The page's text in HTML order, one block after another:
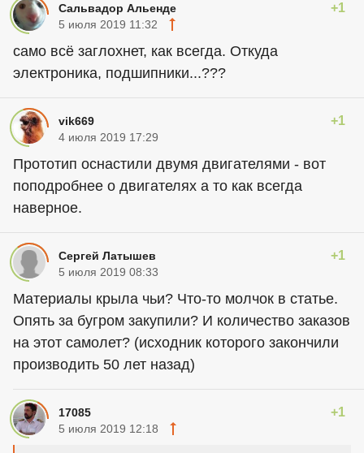
Сальвадор Альенде +1
5 июля 2019 11:32
само всё заглохнет, как всегда. Откуда
электроника, подшипники...???
vik669 +1
4 июля 2019 17:29
Прототип оснастили двумя двигателями - вот
поподробнее о двигателях а то как всегда
наверное.
Сергей Латышев +1
5 июля 2019 08:33
Материалы крыла чьи? Что-то молчок в статье.
Опять за бугром закупили? И количество заказов
на этот самолет? (исходник которого закончили
производить 50 лет назад)
17085 +1
5 июля 2019 12:18